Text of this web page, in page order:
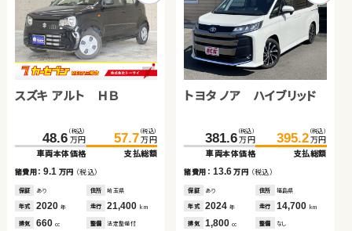
スズキ アルト ＨＢ
48.6 （税込）
万円
車両本体価格
57.7 （税込）
万円
支払総額
諸費用：9.1 万円 （税込）
保証 あり 住所 埼玉県
年式 2020 年 走行 21,400 km
排気 660 cc 整備 法定整備付
トヨタ ノア ハイブリッド
381.6 （税込）
万円
車両本体価格
395.2 （税込）
万円
支払総額
諸費用： 13.6万円 （税込）
保証 あり 住所 福島県
年式 2024年 走行 14,700 km
排気 1,800cc 整備 なし
ダイハツ ムーヴ
110.4 （税込）
万円
車両本体価格
118.7 （税込）
万円
支払総額
諸費用：8.3 万円 （税込）
保証 あり 住所 北海道
年式 2023 年 走行 17,000 km
排気 660 cc 整備 法定整備付
トヨタ プリウス
162.1 （税込）
万円
車両本体価格
169.7 （税込）
万円
支払総額
諸費用： 7.6万円（税込）
保証 なし 住所 岡山県
年式 2016年 走行 71,800 km
排気 1,800cc 整備 なし
スバル フォレスター
101.5万円
車両本体価格
諸費用：11.7万円 （税込）
保証 あり 住所 岩手県
スズキ ワゴンＲ スティン
グレー
21.6
車両本体価格
29.8 万円